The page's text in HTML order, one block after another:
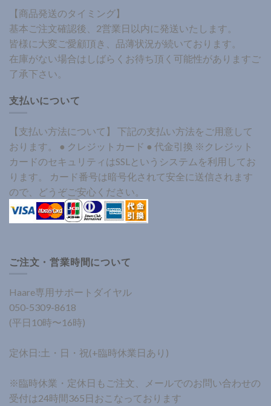
【商品発送のタイミング】
基本ご注文確認後、2営業日以内に発送いたします。
皆様に大変ご愛顧頂き、品薄状況が続いております。
在庫がない場合はしばらくお待ち頂く可能性がありますご
了承下さい。
支払いについて
【支払い方法について】 下記の支払い方法をご用意して
おります。 ● クレジットカード ● 代金引換 ※クレジット
カードのセキュリティはSSLというシステムを利用してお
ります。 カード番号は暗号化されて安全に送信されます
ので、どうぞご安心ください。
ご注文・営業時間について
Haare専用サポートダイヤル
050-5309-8618
(平日10時〜16時)
定休日:土・日・祝(+臨時休業日あり)
※臨時休業・定休日もご注文、メールでのお問い合わせの
受付は24時間365日おこなっております